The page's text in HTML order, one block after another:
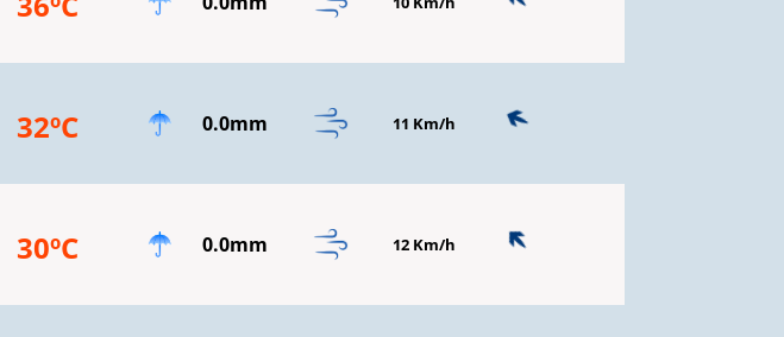
32ºC 0.0mm 11 Km/h
30ºC 0.0mm 12 Km/h